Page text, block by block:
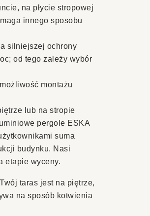
na płycie stropowej
innego sposobu
silniejszej ochrony
od tego zależy wybór
montażu
lub na stropie
pergole ESKA
suma
budynku. Nasi
etapie wyceny.
taras jest na piętrze,
na sposób kotwienia